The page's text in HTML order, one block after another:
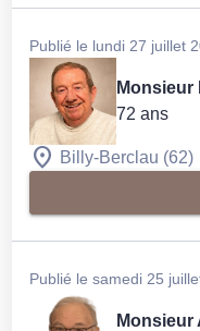
Publié le lundi 27 juillet
Monsieur
72 ans
Billy-Berclau (62)
Publié le samedi 25
Monsieur